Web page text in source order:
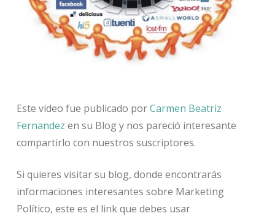
Este video fue publicado porCarmen Beatriz
Fernandez en su Blog y nos pareció interesante
compartirlo con nuestros suscriptores.
Si quieres visitar su blog, donde encontrarás
informaciones interesantes sobre Marketing
Político, este es el link que debes usar